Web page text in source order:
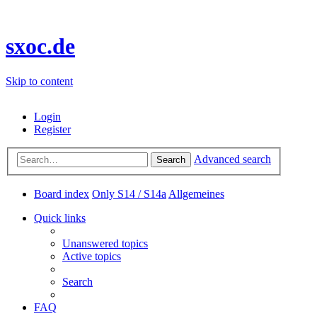
sxoc.de
Skip to content
Login
Register
Search Advanced search
Board index Only S14 / S14a Allgemeines
Quick links
Unanswered topics
Active topics
Search
FAQ